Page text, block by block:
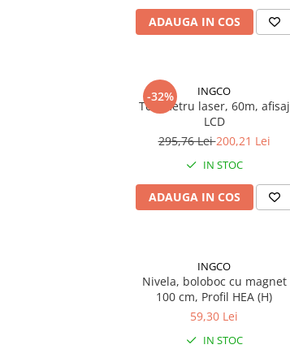
ADAUGA IN COS
-32% INGCO
Telemetru laser, 60m, afisaj
LCD
295,76 Lei200,21 Lei
IN STOC
ADAUGA IN COS
INGCO
Nivela, boloboc cu magnet
100 cm, Profil HEA (H)
59,30 Lei
IN STOC